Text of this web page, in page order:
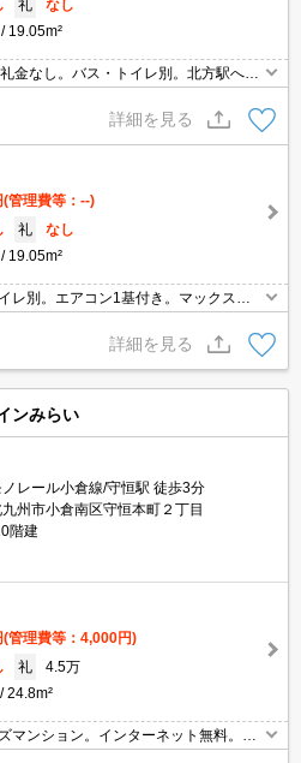
礼
なし
19.05m²
金なし。バス・トイレ別。北方駅へ65
詳細を見る
(管理費等：--)
礼
なし
19.05m²
レ別。エアコン1基付き。マックスバ
詳細を見る
ンみらい
レール小倉線/守恒駅 徒歩3分
州市小倉南区守恒本町２丁目
階建
(管理費等：4,000円)
礼
4.5万
24.8m²
マンション。インターネット無料。鍵